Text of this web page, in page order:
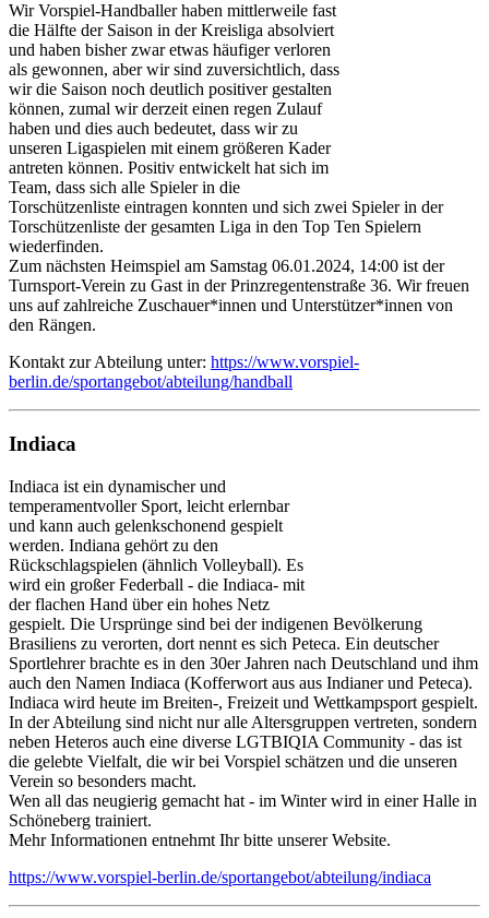
Wir Vorspiel-Handballer haben mittlerweile fast
die Hälfte der Saison in der Kreisliga absolviert
und haben bisher zwar etwas häufiger verloren
als gewonnen, aber wir sind zuversichtlich, dass
wir die Saison noch deutlich positiver gestalten
können, zumal wir derzeit einen regen Zulauf
haben und dies auch bedeutet, dass wir zu
unseren Ligaspielen mit einem größeren Kader
antreten können. Positiv entwickelt hat sich im
Team, dass sich alle Spieler in die
Torschützenliste eintragen konnten und sich zwei Spieler in der
Torschützenliste der gesamten Liga in den Top Ten Spielern
wiederfinden.
Zum nächsten Heimspiel am Samstag 06.01.2024, 14:00 ist der
Turnsport-Verein zu Gast in der Prinzregentenstraße 36. Wir freuen
uns auf zahlreiche Zuschauer*innen und Unterstützer*innen von
den Rängen.
Kontakt zur Abteilung unter: https://www.vorspiel-
berlin.de/sportangebot/abteilung/handball
Indiaca
Indiaca ist ein dynamischer und
temperamentvoller Sport, leicht erlernbar
und kann auch gelenkschonend gespielt
werden. Indiana gehört zu den
Rückschlagspielen (ähnlich Volleyball). Es
wird ein großer Federball - die Indiaca- mit
der flachen Hand über ein hohes Netz
gespielt. Die Ursprünge sind bei der indigenen Bevölkerung
Brasiliens zu verorten, dort nennt es sich Peteca. Ein deutscher
Sportlehrer brachte es in den 30er Jahren nach Deutschland und ihm
auch den Namen Indiaca (Kofferwort aus aus Indianer und Peteca).
Indiaca wird heute im Breiten-, Freizeit und Wettkampsport gespielt.
In der Abteilung sind nicht nur alle Altersgruppen vertreten, sondern
neben Heteros auch eine diverse LGTBIQIA Community - das ist
die gelebte Vielfalt, die wir bei Vorspiel schätzen und die unseren
Verein so besonders macht.
Wen all das neugierig gemacht hat - im Winter wird in einer Halle in
Schöneberg trainiert.
Mehr Informationen entnehmt Ihr bitte unserer Website.
https://www.vorspiel-berlin.de/sportangebot/abteilung/indiaca